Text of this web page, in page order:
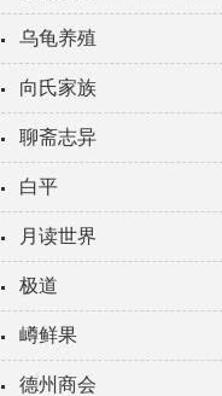
乌龟养殖
向氏家族
聊斋志异
白平
月读世界
极道
嶟鲜果
德州商会